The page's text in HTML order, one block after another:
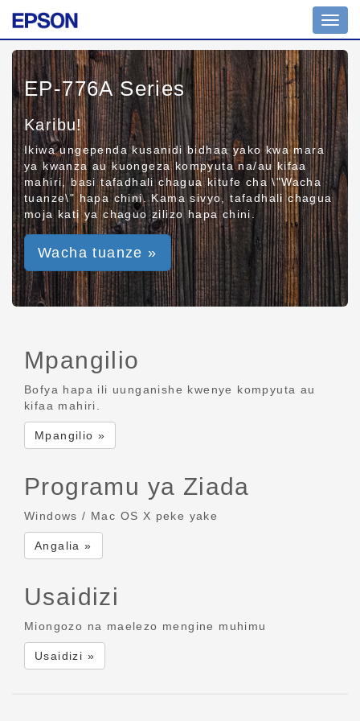
EP-776A Series
Karibu!
Ikiwa ungependa kusanidi bidhaa yako kwa mara
ya kwanza au kuongeza kompyuta na/au kifaa
mahiri, basi tafadhali chagua kitufe cha \"Wacha
tuanze\" hapa chini. Kama sivyo, tafadhali chagua
moja kati ya chaguo zilizo hapa chini.
Wacha tuanze »
Mpangilio
Bofya hapa ili uunganishe kwenye kompyuta au
kifaa mahiri.
Mpangilio »
Programu ya Ziada
Windows / Mac OS X peke yake
Angalia »
Usaidizi
Miongozo na maelezo mengine muhimu
Usaidizi »